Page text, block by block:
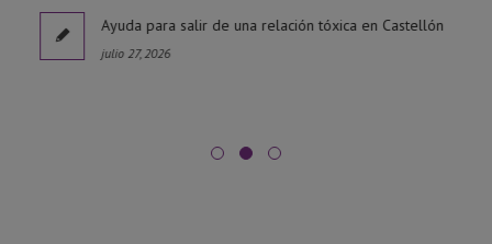
Ayuda para salir de una relación tóxica en Castellón
julio 27, 2026